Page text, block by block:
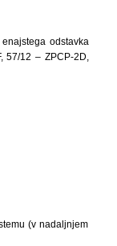
odstavka
57/12 – ZPCP-2D,
(v nadaljnjem